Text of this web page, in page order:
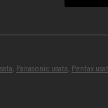
, Panasonic usata, Pentax